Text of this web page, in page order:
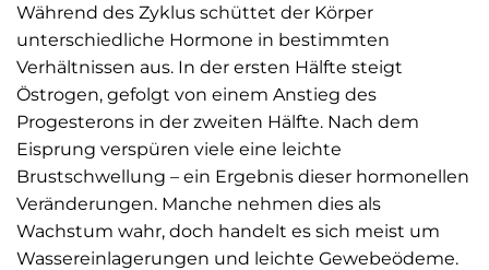
Während des Zyklus schüttet der Körper
unterschiedliche Hormone in bestimmten
Verhältnissen aus. In der ersten Hälfte steigt
Östrogen, gefolgt von einem Anstieg des
Progesterons in der zweiten Hälfte. Nach dem
Eisprung verspüren viele eine leichte
Brustschwellung – ein Ergebnis dieser hormonellen
Veränderungen. Manche nehmen dies als
Wachstum wahr, doch handelt es sich meist um
Wassereinlagerungen und leichte Gewebeödeme.